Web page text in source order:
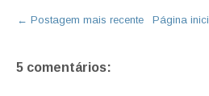
← Postagem mais recente Página
5 comentários: